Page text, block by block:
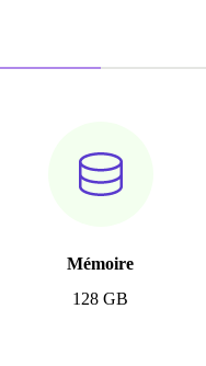
Mémoire
128 GB